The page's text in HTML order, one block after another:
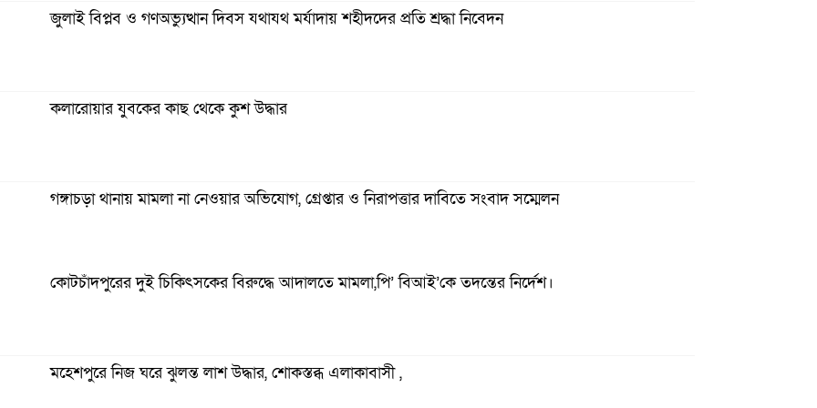
জুলাই বিপ্লব ও গণঅভ্যুত্থান দিবস যথাযথ মর্যাদায় শহীদদের প্রতি শ্রদ্ধা নিবেদন
কলারোয়ার যুবকের কাছ থেকে কুশ উদ্ধার
গঙ্গাচড়া থানায় মামলা না নেওয়ার অভিযোগ, গ্রেপ্তার ও নিরাপত্তার দাবিতে সংবাদ সম্মেলন
দুমকির আঙ্গারিয়ায় চেয়ারম্যান প্রার্থী দেলোয়ার খানের মতবিনিময় সভা
কুষ্টিয়ায় ‘ভিলেজ বয়েজ ক্লাব’র উদ্যোগে মাদকবিরোধী ও সচেতনতামূলক মিনি ফুটবল টুর্নামেন্ট ২০২৬ অনুষ্ঠিত
কোটচাঁদপুরের দুই চিকিৎসকের বিরুদ্ধে আদালতে মামলা,পি’ বিআই’কে তদন্তের নির্দেশ।
মহেশপুরে নিজ ঘরে ঝুলন্ত লাশ উদ্ধার, শোকস্তব্ধ এলাকাবাসী ,